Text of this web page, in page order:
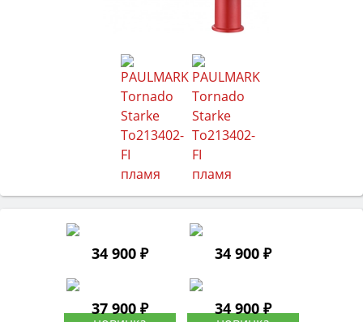
34 900 ₽ 34 900 ₽
37 900 ₽ 34 900 ₽